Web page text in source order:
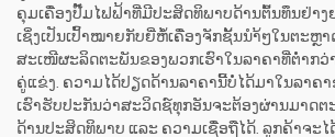
ຄຸມເຄື່ອງປັ໊ມໄຟຟ້າທີ່ມີປະສິດທິພາບດ້ານຕົ້ນທຶນຢ່າງ
ເຊິ່ງເປັນເປົ້າໝາຍກັບຍີ່ຫໍ້ເຄື່ອງຈັກຊັ້ນນຳ້ໆໃນຕະຫຼ
ສະເໜີຜະລິດຕະພັນຂອງພວກເຮົາໃນລາຄາທີ່ຕ່ຳກວ່າ
ຄູ່ແຂ່ງ. ຄວາມໄດ້ປຽດດ້ານລາຄານີ້ບໍ່ໄດ້ມາໃນລາຄ
ເຮົາຮັບປະກັນວ່າສະວິດຊ໌ທຸກອັນຈະຕ້ອງຜ່ານມາດຕ
ດ້ານປະສິດທິພາບ ແລະ ຄວາມເຊື່ອຖືໄດ້. ລູກຄ້າຈະ